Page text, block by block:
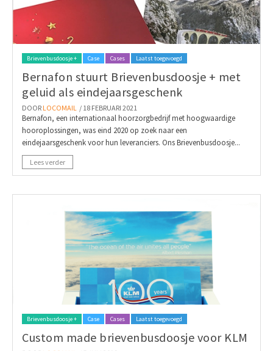
Brievenbusdoosje + Case Cases Laatst toegevoegd
Bernafon stuurt Brievenbusdoosje + met
geluid als eindejaarsgeschenk
DOOR LOCOMAIL / 18 FEBRUARI 2021
Bernafon, een internationaal hoorzorgbedrijf met hoogwaardige
hooroplossingen, was eind 2020 op zoek naar een
eindejaarsgeschenk voor hun leveranciers. Ons Brievenbusdoosje...
Lees verder
Brievenbusdoosje + Case Cases Laatst toegevoegd
Custom made brievenbusdoosje voor KLM